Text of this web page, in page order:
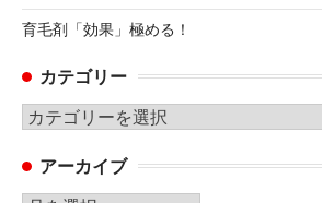
育毛剤「効果」極める！
カテゴリー
カ
ゴ
リ
アーカイブ